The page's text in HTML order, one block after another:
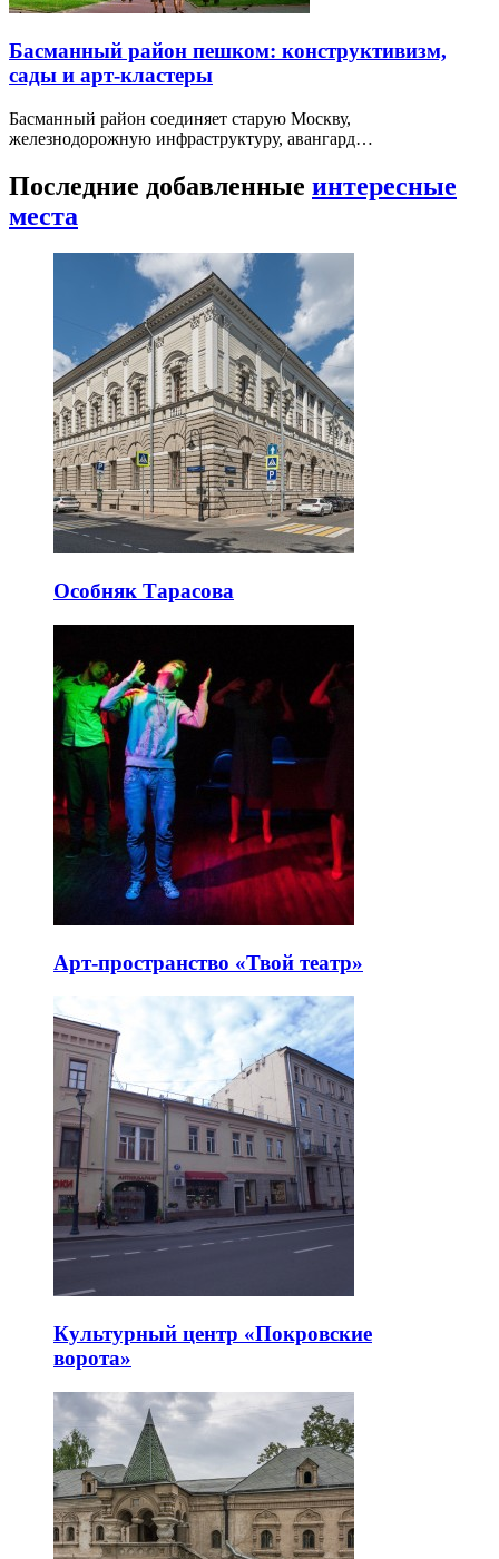
Басманный район пешком: конструктивизм,
сады и арт-кластеры
Басманный район соединяет старую Москву,
железнодорожную инфраструктуру, авангард…
Последние добавленные интересные
места
Особняк Тарасова
Арт-пространство «Твой театр»
Культурный центр «Покровские
ворота»